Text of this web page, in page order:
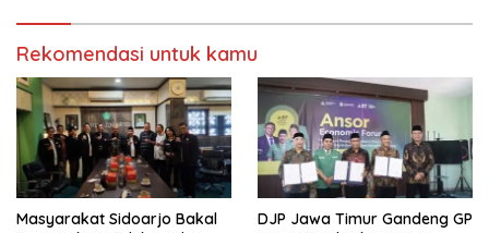
Rekomendasi untuk kamu
Masyarakat Sidoarjo Bakal
DJP Jawa Timur Gandeng GP